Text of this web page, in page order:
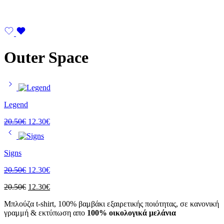
Outer Space
Legend
20.50€ 12.30€
Signs
20.50€ 12.30€
20.50€ 12.30€
Μπλούζα t-shirt, 100% βαμβάκι εξαιρετικής ποιότητας, σε κανονική
γραμμή & εκτύπωση απο 100% οικολογικά μελάνια